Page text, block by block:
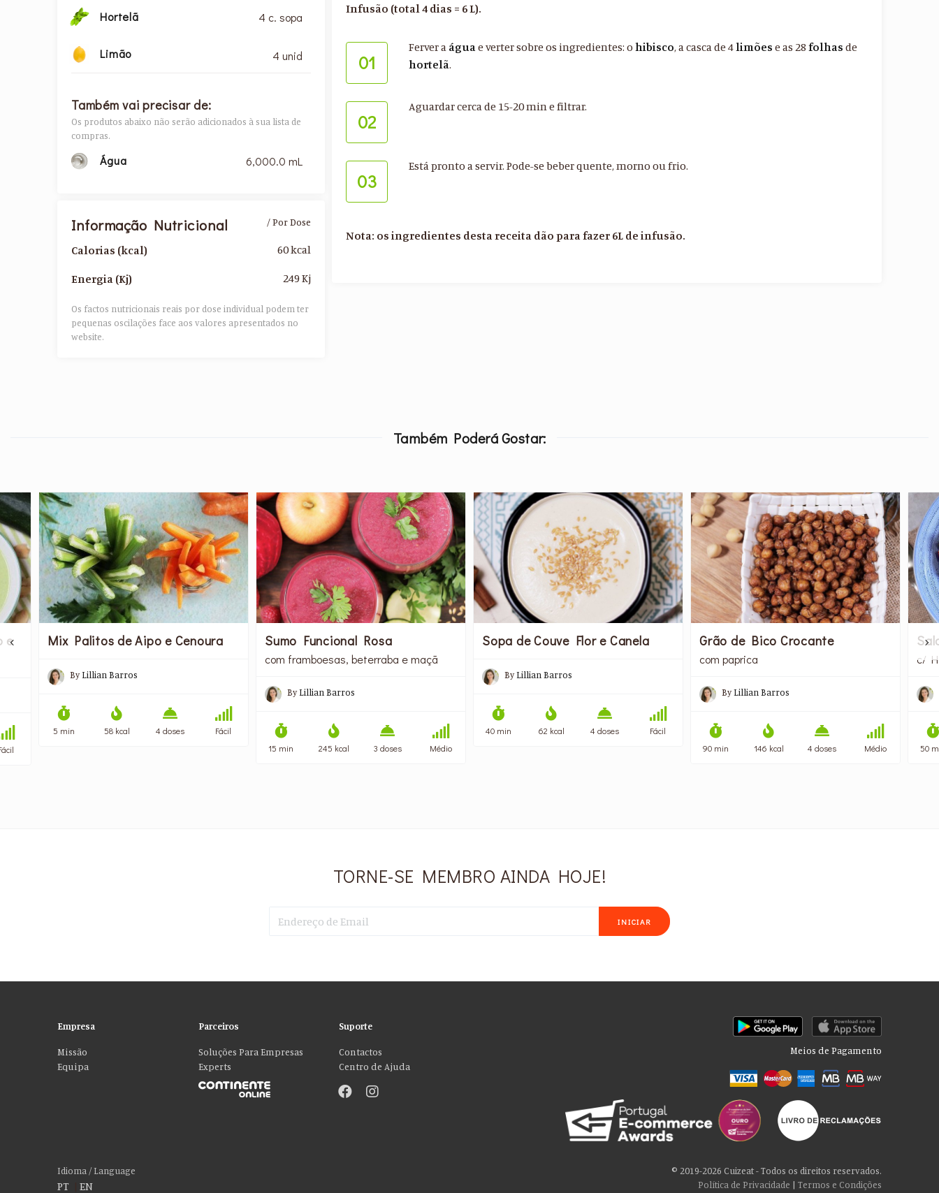
Hortelã 4 c. sopa
Limão 4 unid
Também vai precisar de:
Os produtos abaixo não serão adicionados à sua lista de
compras.
Água 6,000.0 mL
Informação Nutricional
Calorias (kcal)
Energia (Kj)
/ Por Dose
60 kcal
249 Kj
Os factos nutricionais reais por dose individual podem ter
pequenas oscilações face aos valores apresentados no
website.​
Infusão (total 4 dias = 6 L).
01
Ferver a água e verter sobre os ingredientes: ohibisco, a casca de 4limões e as 28folhas de
hortelã.
02
Aguardar cerca de 15-20 min e filtrar.
03
Está pronto a servir. Pode-se beber quente, morno ou frio.
Nota: os ingredientes desta receita dão para fazer 6L de infusão.
Também Poderá Gostar:
e Mix Palitos de Aipo e Cenoura
ByLillian Barros
5 min 58 kcal 4 doses Fácil
Sumo Funcional Rosa
com framboesas, beterraba e maçã
ByLillian Barros
15 min 245 kcal 3 doses Médio
Sopa de Couve Flor e Canela
ByLillian Barros
40 min 62 kcal 4 doses Fácil
Grão de Bico Crocante
com paprica
ByLillian Barros
90 min 146 kcal 4 doses Médio
c/
50
TORNE-SE MEMBRO AINDA HOJE!
INICIAR
Empresa
Missão
Equipa
Parceiros
Soluções Para Empresas
Experts
Suporte
Contactos
Centro de Ajuda
Meios de Pagamento
Idioma / Language
PT |EN
© 2019-2026 Cuizeat - Todos os direitos reservados.
Política de Privacidade | Termos e Condições